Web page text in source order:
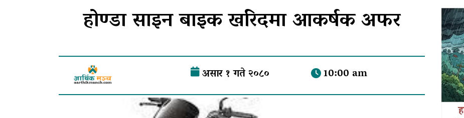
होण्डा साइन बाइक खरिदमा आकर्षक अफर
असार १ गते २०८० 10:00 am